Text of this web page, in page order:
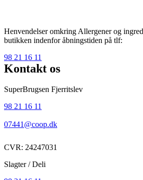
Henvendelser omkring Allergener og
butikken indenfor åbningstiden på tlf:
98 21 16 11
Kontakt os
SuperBrugsen Fjerritslev
98 21 16 11
07441@coop.dk
CVR: 24247031
Slagter / Deli